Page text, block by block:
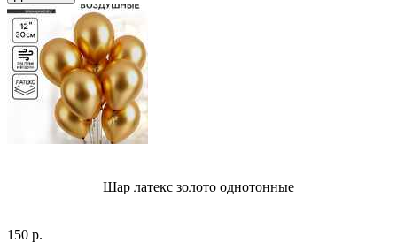
Шар латекс золото однотонные
150 р.